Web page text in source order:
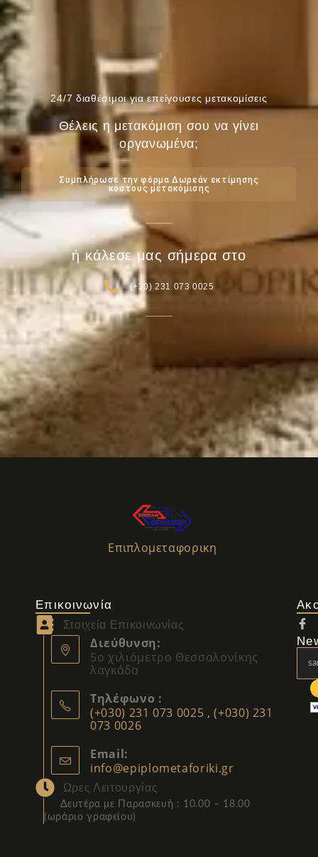
24/7 διαθέσιμοι για επείγουσες μετακομίσεις
Θέλεις η μετακόμιση σου να γίνει
οργανωμένα;
Συμπλήρωσε την φόρμα Δωρεάν εκτίμησης
κόστους μετακόμισης
ή κάλεσε μας σήμερα στο
(+30) 231 073 0025
Επιπλομεταφορικη
Επικοινωνία
Στοιχεία Επικοινωνίας
Διεύθυνση:
5ο χιλιόμετρο Θεσσαλονίκης
λαγκάδα
Τηλέφωνο :
(+030) 231 073 0025 , (+030) 231
073 0026
Email:
info@epiplometaforiki.gr
Ωρες Λειτουργίας
Δευτέρα με Παρασκευή : 10.00 – 18.00
(ωράριο γραφείου)